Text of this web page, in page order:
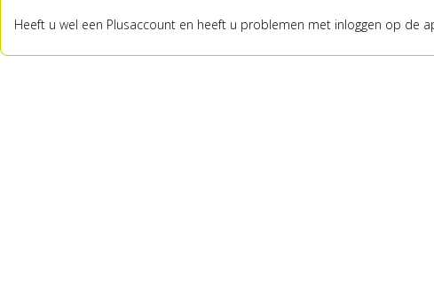
Heeft u wel een Plusaccount en heeft u problemen met inloggen op